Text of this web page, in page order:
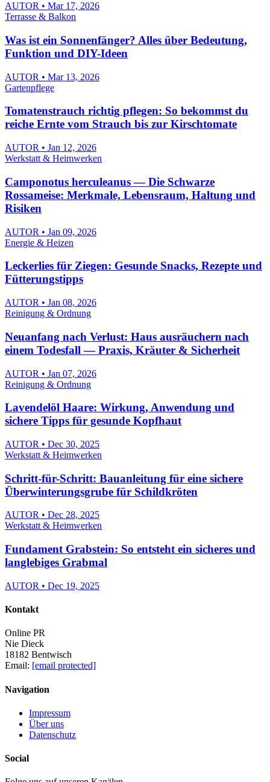
AUTOR • Mar 17, 2026
Terrasse & Balkon
Was ist ein Sonnenfänger? Alles über Bedeutung,
Funktion und DIY-Ideen
AUTOR • Mar 13, 2026
Gartenpflege
Tomatenstrauch richtig pflegen: So bekommst du
reiche Ernte vom Strauch bis zur Kirschtomate
AUTOR • Jan 12, 2026
Werkstatt & Heimwerken
Camponotus herculeanus — Die Schwarze
Rossameise: Merkmale, Lebensraum, Haltung und
Risiken
AUTOR • Jan 09, 2026
Energie & Heizen
Leckerlies für Ziegen: Gesunde Snacks, Rezepte und
Fütterungstipps
AUTOR • Jan 08, 2026
Reinigung & Ordnung
Neuanfang nach Verlust: Haus ausräuchern nach
einem Todesfall — Praxis, Kräuter & Sicherheit
AUTOR • Jan 07, 2026
Reinigung & Ordnung
Lavendelöl Haare: Wirkung, Anwendung und
sichere Tipps für gesunde Kopfhaut
AUTOR • Dec 30, 2025
Werkstatt & Heimwerken
Schritt-für-Schritt: Bauanleitung für eine sichere
Überwinterungsgrube für Schildkröten
AUTOR • Dec 28, 2025
Werkstatt & Heimwerken
Fundament Grabstein: So entsteht ein sicheres und
langlebiges Grabmal
AUTOR • Dec 19, 2025
Kontakt
Online PR
Nie Dieck
18182 Bentwisch
Email: [email protected]
Navigation
Impressum
Über uns
Datenschutz
Social